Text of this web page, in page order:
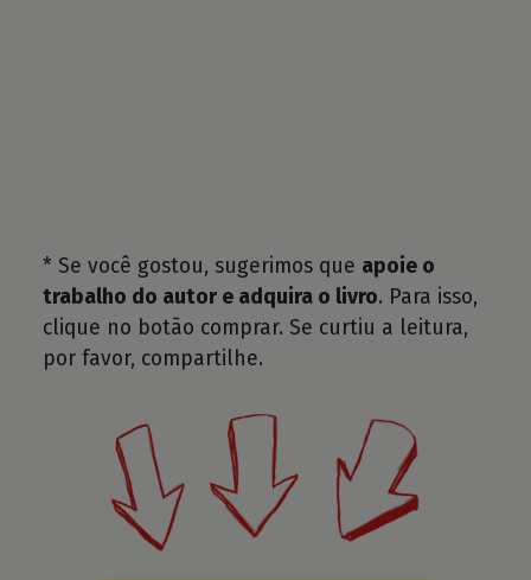
* Se você gostou, sugerimos que apoie o
trabalho do autor e adquira o livro. Para isso,
clique no botão comprar. Se curtiu a leitura,
por favor, compartilhe.